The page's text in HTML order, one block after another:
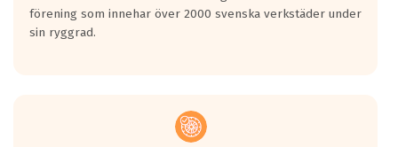
0.5-1.5 mm vatten.
I 80km/h kommer skillnaden på
Vid körning i över 50km/h brukar
förening som innehar över 2000 svenska verkstäder under
sin ryggrad.